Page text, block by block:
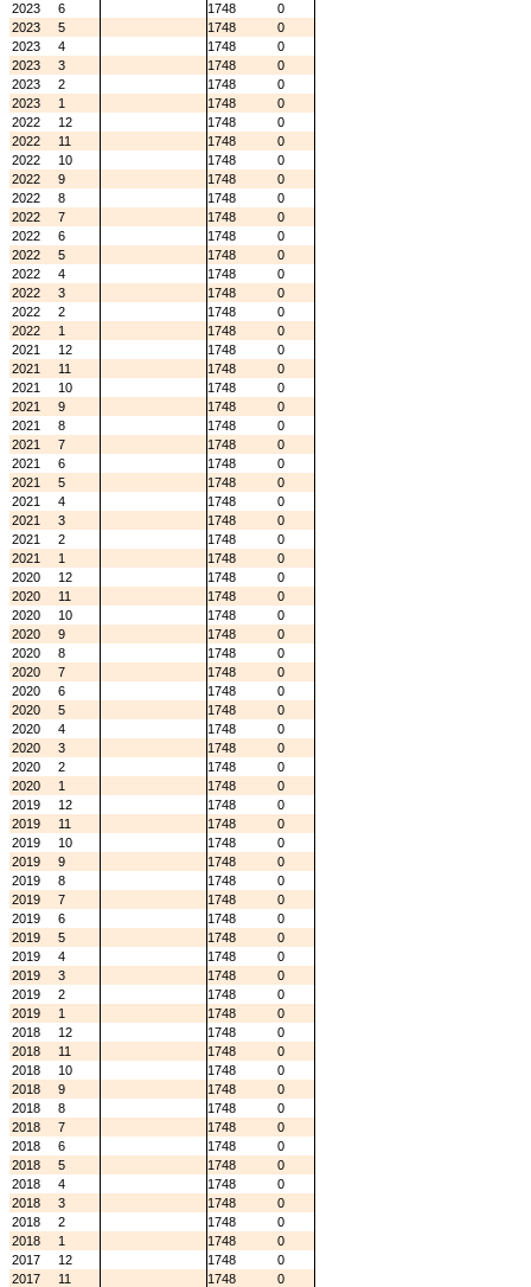
2023
6 1748
0
2023
5 1748
0
2023
4 1748
0
2023
3 1748
0
2023
2 1748
0
2023
1 1748
0
2022
12 1748
0
2022
11 1748
0
2022
10 1748
0
2022
9 1748
0
2022
8 1748
0
2022
7 1748
0
2022
6 1748
0
2022
5 1748
0
2022
4 1748
0
2022
3 1748
0
2022
2 1748
0
2022
1 1748
0
2021
12 1748
0
2021
11 1748
0
2021
10 1748
0
2021
9 1748
0
2021
8 1748
0
2021
7 1748
0
2021
6 1748
0
2021
5 1748
0
2021
4 1748
0
2021
3 1748
0
2021
2 1748
0
2021
1 1748
0
2020
12 1748
0
2020
11 1748
0
2020
10 1748
0
2020
9 1748
0
2020
8 1748
0
2020
7 1748
0
2020
6 1748
0
2020
5 1748
0
2020
4 1748
0
2020
3 1748
0
2020
2 1748
0
2020
1 1748
0
2019
12 1748
0
2019
11 1748
0
2019
10 1748
0
2019
9 1748
0
2019
8 1748
0
2019
7 1748
0
2019
6 1748
0
2019
5 1748
0
2019
4 1748
0
2019
3 1748
0
2019
2 1748
0
2019
1 1748
0
2018
12 1748
0
2018
11 1748
0
2018
10 1748
0
2018
9 1748
0
2018
8 1748
0
2018
7 1748
0
2018
6 1748
0
2018
5 1748
0
2018
4 1748
0
2018
3 1748
0
2018
2 1748
0
2018
1 1748
0
2017
12 1748
0
2017
11 1748
0